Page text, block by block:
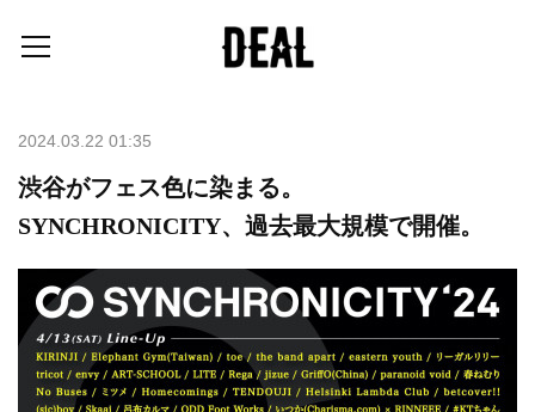
2024.03.22 01:35
渋谷がフェス色に染まる。
SYNCHRONICITY、過去最大規模で開催。